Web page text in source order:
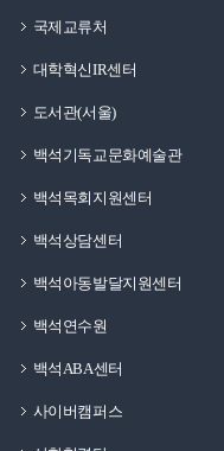
국제교류처
대학혁신IR센터
도서관(서울)
백석기독교문화예술관
백석목회지원센터
백석상담센터
백석아동발달지원센터
백석연수원
백석ABA센터
사이버캠퍼스